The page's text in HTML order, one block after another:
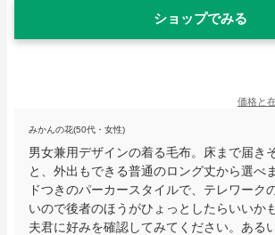
ショップでみる
価格と
みかんの花(50代・女性)
男女兼用デザインの着る毛布。床まで届き
と、外出もできる普通のロング丈から選べ
ドつきのパーカースタイルで、テレワーク
いので後者のほうがひょっとしたらいいか
夫君に好みを確認してみてください。ある